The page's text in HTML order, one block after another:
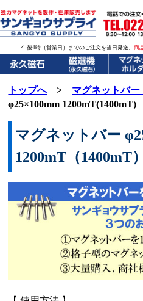
午後4時（営業日）までのご注文を当日発送。 商
トップへ> マグネットバー
φ25×100mm 1200mT(1400mT)
マグネットバー
1200mT（1400mT）